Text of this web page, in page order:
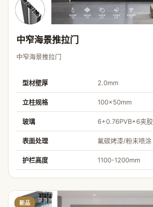
中窄海景推拉门
中窄海景推拉门
型材壁厚 2.0mm
立柱规格 100×50mm
玻璃 6+0.76PVB+6夹胶
表面处理 氟碳烤漆/粉末喷涂
护栏高度 1100-1200mm
新品